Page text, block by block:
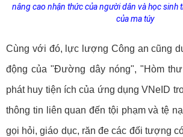
nâng cao nhận thức của người dân và học sinh
của ma túy
Cùng với đó, lực lượng Công an cũng
động của "Đường dây nóng", "Hòm
phát huy tiện ích của ứng dụng VNeID
thông tin liên quan đến tội phạm và tệ
gọi hỏi, giáo dục, răn đe các đối tượng